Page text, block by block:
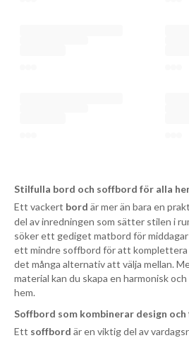
Stilfulla bord och soffbord för alla
Ett vackert bord är mer än bara en
del av inredningen som sätter stilen i
söker ett gediget matbord för middagar
ett mindre soffbord för att komplettera
det många alternativ att välja mellan.
material kan du skapa en harmonisk
hem.
Soffbord som kombinerar design
Ett soffbord är en viktig del av